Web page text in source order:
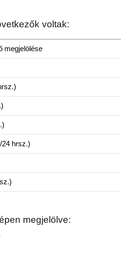
voltak:
megjelölése
24 hrsz.)
megjelölve: